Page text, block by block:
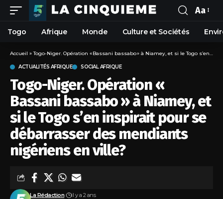
Aa
Togo Afrique Monde Culture et Sociétés
Accueil »Togo-Niger. Opération « Bassani bassabo » à Niamey, et si le Togo s’en inspirait pour se débarrasser des mendiants nigériens en ville?
ACTUALITÉS AFRIQUE SOCIAL AFRIQUE
Togo-Niger. Opération «
Bassani bassabo » à Niamey, et
si le Togo s’en inspirait pour se
débarrasser des mendiants
nigériens en ville?
La Rédaction il y a 2 ans